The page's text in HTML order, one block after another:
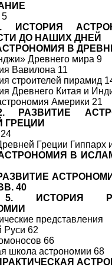
5
ИСТОРИЯ
ДО НАШИХ ДНЕЙ
АСТРОНОМИЯ В
Древнего мира 9
Вавилона 11
строителей пирамид
Древнего Китая и
Америки 21
РАЗВИТИЕ
ГРЕЦИИ
Греции Гиппарх
АСТРОНОМИЯ В
РАЗВИТИЕ
40
5. ИСТОРИЯ
представления
Руси 62
66
школа астрономии 68
ПРАКТИЧЕСКАЯ